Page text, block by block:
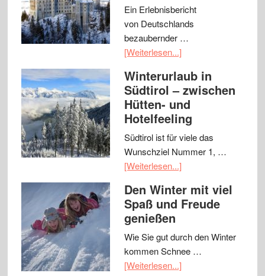
Ein Erlebnisbericht
von Deutschlands
bezaubernder …
[Weiterlesen...]
Winterurlaub in
Südtirol – zwischen
Hütten- und
Hotelfeeling
Südtirol ist für viele das
Wunschziel Nummer 1, …
[Weiterlesen...]
Den Winter mit viel
Spaß und Freude
genießen
Wie Sie gut durch den Winter
kommen Schnee …
[Weiterlesen...]